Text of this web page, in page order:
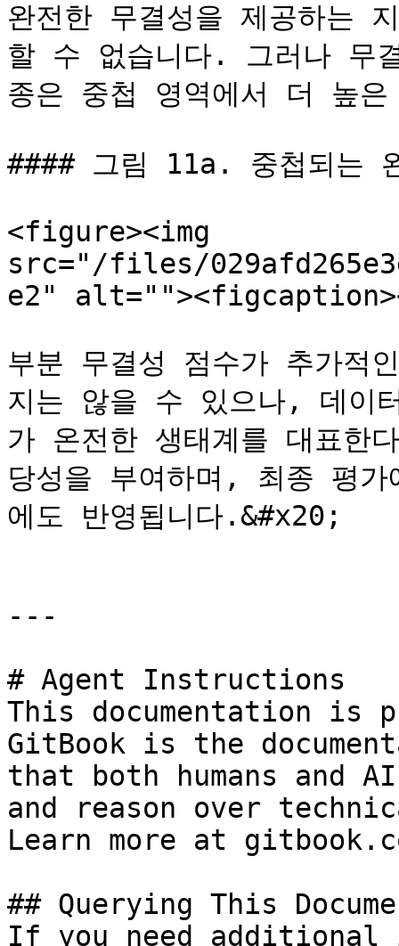
완전한 무결성을 제공하는
할 수 없습니다. 그러나 무
종은 중첩 영역에서 더 높
#### 그림 11a. 중첩되는
<figure><img
src="/files/
e2"
부분 무결성 점수가 추가적
지는 않을 수 있으나, 데이
가 온전한 생태계를 대표한
당성을 부여하며, 최종 평
에도 반영됩니다.&#x20;
---
# Agent Instructions
This documentation is
GitBook is the
that both humans and
and reason over
Learn more at
## Querying This
If you need